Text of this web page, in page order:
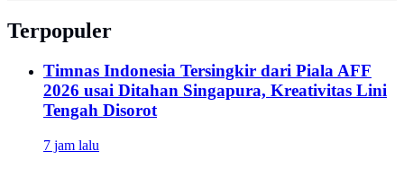
Terpopuler
Timnas Indonesia Tersingkir dari Piala AFF
2026 usai Ditahan Singapura, Kreativitas Lini
Tengah Disorot
7 jam lalu